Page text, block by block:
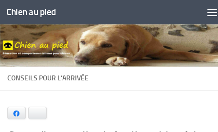
Skip to content
Chien au pied
CONSEILS POUR L’ARRIVÉE